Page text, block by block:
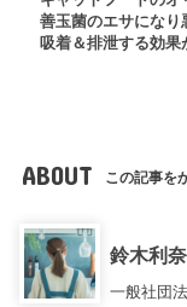
善玉菌のエサになり
吸着＆排泄する効果
ABOUT この記事を
鈴木利奈
一般社団